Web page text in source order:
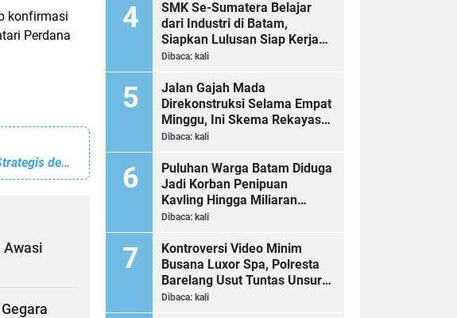
konfirmasi
Perdana
USAHID Perkuat Ekosistem Media Digital Melalui Kerjasama Strategis dengan JMSI dalam Publikasi dan Pemasaran
Awasi
SMK Se-Sumatera Belajar
dari Industri di Batam,
Siapkan Lulusan Siap Kerja
Era Digital
Dibaca: kali
Jalan Gajah Mada
Direkonstruksi Selama Empat
Minggu, Ini Skema Rekayasa
Lalu Lintasnya
Dibaca: kali
Puluhan Warga Batam Diduga
Jadi Korban Penipuan
Kavling Hingga Miliaran
Rupiah, Laporan ke Polda
Dibaca: kali
Kontroversi Video Minim
Busana Luxor Spa, Polresta
Barelang Usut Tuntas Unsur
Pelanggaran Hukum
Dibaca: kali